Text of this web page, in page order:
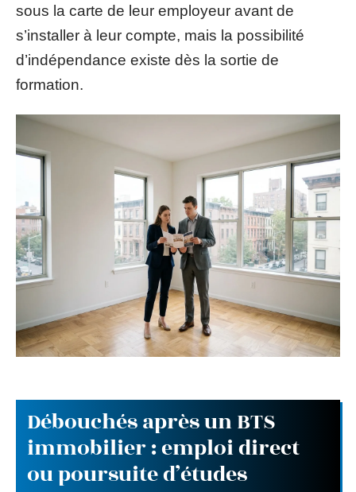
sous la carte de leur employeur avant de
s’installer à leur compte, mais la possibilité
d’indépendance existe dès la sortie de
formation.
Débouchés après un BTS
immobilier : emploi direct
ou poursuite d’études